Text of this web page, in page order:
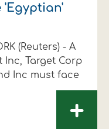
'Egyptian'
(Reuters) - A
Target Corp
Inc must face
+